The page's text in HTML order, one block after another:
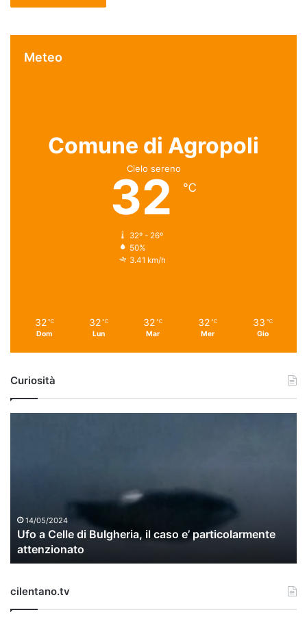
Meteo
Comune di Agropoli
Cielo sereno
32 ℃
32º - 26º
50%
3.41 km/h
32 ℃
Dom
32 ℃
Lun
32 ℃
Mar
32 ℃
Mer
33 ℃
Gio
Curiosità
i
u
l
14/05/2024
Ufo a Celle di Bulgheria, il caso e’ particolarmente
attenzionato
cilentano.tv